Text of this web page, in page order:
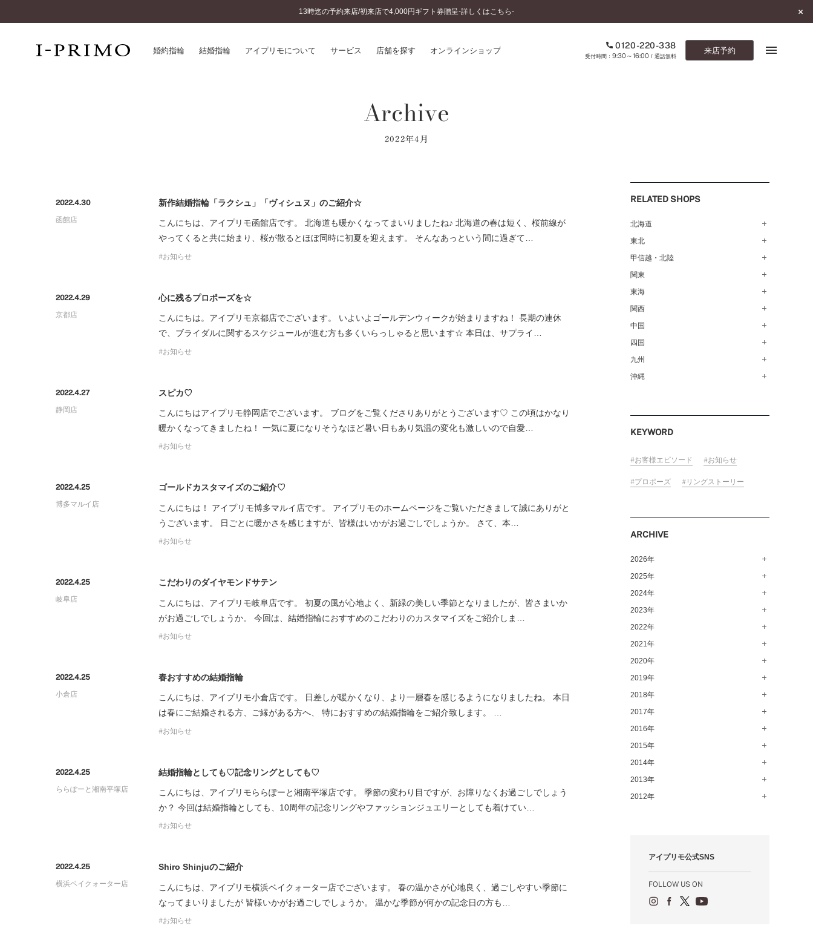
13時迄の予約来店/初来店で4,000円ギフト券贈呈-詳しくはこちら-
婚約指輪 結婚指輪 アイプリモについて サービス 店舗を探す オンラインショップ 0120-220-338
9:30～16:00/ 通話無料
来店予約
パーフェクトプロポーズリング
ダイヤモンドプロポーズ
コンセプトシリーズ
サービス
アフターサービス
プロポーズサポート
婚約指輪とは
結婚指輪とは
セットリングとは
SWEET STORIES
ショップブログ
0120-220-338
カタログ請求
お問い合わせ
FOLLOW US ON
Archive
2022年4月
2022.4.30
函館店
新作結婚指輪「ラクシュ」「ヴィシュヌ」のご紹介☆
こんにちは、アイプリモ函館店です。 北海道も暖かくなってまいりましたね♪ 北海道の春は短く、桜前線が
やってくると共に始まり、桜が散るとほぼ同時に初夏を迎えます。 そんなあっという間に過ぎて…
お知らせ
2022.4.29
京都店
心に残るプロポーズを☆
こんにちは。アイプリモ京都店でございます。 いよいよゴールデンウィークが始まりますね！ 長期の連休
で、ブライダルに関するスケジュールが進む方も多くいらっしゃると思います☆ 本日は、サプライ…
お知らせ
2022.4.27
静岡店
スピカ♡
こんにちはアイプリモ静岡店でございます。 ブログをご覧くださりありがとうございます♡ この頃はかなり
暖かくなってきましたね！ 一気に夏になりそうなほど暑い日もあり気温の変化も激しいので自愛…
お知らせ
2022.4.25
博多マルイ店
ゴールドカスタマイズのご紹介♡
こんにちは！ アイプリモ博多マルイ店です。 アイプリモのホームページをご覧いただきまして誠にありがと
うございます。 日ごとに暖かさを感じますが、皆様はいかがお過ごしでしょうか。 さて、本…
お知らせ
2022.4.25
岐阜店
こだわりのダイヤモンドサテン
こんにちは、アイプリモ岐阜店です。 初夏の風が心地よく、新緑の美しい季節となりましたが、皆さまいか
がお過ごしでしょうか。 今回は、結婚指輪におすすめのこだわりのカスタマイズをご紹介しま…
お知らせ
2022.4.25
小倉店
春おすすめの結婚指輪
こんにちは、アイプリモ小倉店です。 日差しが暖かくなり、より一層春を感じるようになりましたね。 本日
は春にご結婚される方、ご縁がある方へ、 特におすすめの結婚指輪をご紹介致します。 …
お知らせ
2022.4.25
ららぽーと湘南平塚店
結婚指輪としても♡記念リングとしても♡
こんにちは、アイプリモららぽーと湘南平塚店です。 季節の変わり目ですが、お障りなくお過ごしでしょう
か？ 今回は結婚指輪としても、10周年の記念リングやファッションジュエリーとしても着けてい…
お知らせ
2022.4.25
横浜ベイクォーター店
Shiro Shinjuのご紹介
こんにちは、アイプリモ横浜ベイクォーター店でございます。 春の温かさが心地良く、過ごしやすい季節に
なってまいりましたが 皆様いかがお過ごしでしょうか。 温かな季節が何かの記念日の方も…
お知らせ
RELATED SHOPS
北海道
札幌店（134）
函館店（180）
東北
弘前パークホテル店（180）
青森店（254）
仙台店（147）
秋田店（123）
盛岡大通店（203）
山形店（153）
郡山モルティ店（153）
いわき店（129）
甲信越・北陸
甲府店（63）
新潟店（168）
長野店（148）
松本店（162）
富山店（100）
金沢店（139）
福井店（117）
関東
銀座本店（149）
新宿店（137）
池袋店（134）
吉祥寺マルイ店（111）
町田店（142）
立川店（119）
ラゾーナ川崎プラザ店（84）
そごう千葉店（124）
柏店（141）
宇都宮店（143）
東海
名古屋栄店（125）
名古屋駅前店（72）
豊橋店（149）
岐阜店（122）
近鉄四日市店（141）
関西
なんばパークス店（146）
梅田茶屋町店（84）
梅田ハービスENT店（85）
近鉄あべのハルカス店（139）
奈良店（168）
中国
広島店（102）
福山店（239）
岡山店（170）
四国
高松店（172）
松山店（171）
九州
福岡天神店（117）
大分店（96）
沖縄
KEYWORD
お客様エピソード お知らせ
プロポーズ リングストーリー
ARCHIVE
2026年
8月（14）
7月（64）
6月（58）
5月（62）
4月（55）
3月（64）
2月（50）
1月（58）
2025年
12月（65）
11月（56）
10月（67）
9月（50）
8月（67）
7月（68）
6月（59）
5月（59）
4月（57）
3月（63）
2024年
12月（71）
11月（61）
10月（60）
9月（57）
8月（64）
7月（66）
6月（63）
5月（67）
4月（75）
3月（61）
2023年
12月（71）
11月（61）
10月（66）
9月（53）
8月（67）
7月（73）
6月（72）
5月（77）
4月（89）
3月（69）
2022年
12月（72）
11月（77）
10月（74）
9月（75）
8月（80）
7月（68）
6月（83）
5月（71）
4月（79）
3月（78）
2021年
12月（69）
11月（83）
10月（64）
9月（62）
8月（61）
7月（69）
6月（69）
5月（79）
4月（1）
2020年
12月（63）
11月（59）
10月（60）
9月（58）
8月（67）
7月（60）
6月（74）
5月（44）
1月（53）
2019年
12月（64）
11月（70）
10月（71）
9月（68）
8月（92）
7月（102）
6月（6）
2月（71）
1月（66）
2018年
12月（80）
11月（70）
10月（68）
9月（72）
8月（73）
7月（64）
3月（62）
2017年
12月（66）
11月（69）
10月（66）
9月（64）
8月（71）
4月（60）
1月（72）
2016年
12月（78）
11月（91）
10月（74）
9月（79）
5月（85）
2015年
12月（71）
11月（62）
10月（66）
6月（66）
2014年
12月（74）
11月（65）
7月（66）
2013年
12月（18）
8月（18）
6月（14）
2012年
9月（15）
7月（22）
アイプリモ公式SNS
FOLLOW US ON